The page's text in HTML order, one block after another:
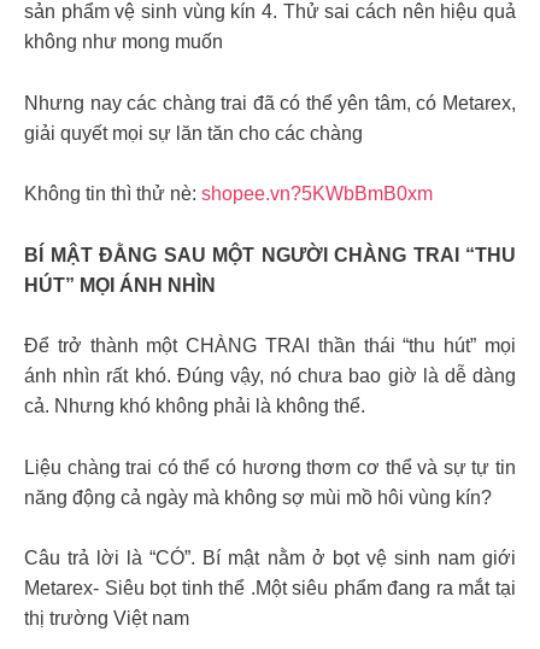
sản phẩm vệ sinh vùng kín 4. Thử sai cách nên hiệu quả
không như mong muốn
Nhưng nay các chàng trai đã có thể yên tâm, có Metarex,
giải quyết mọi sự lăn tăn cho các chàng
Không tin thì thử nè: shopee.vn?5KWbBmB0xm
BÍ MẬT ĐẰNG SAU MỘT NGƯỜI CHÀNG TRAI “THU
HÚT” MỌI ÁNH NHÌN
Để trở thành một CHÀNG TRAI thần thái “thu hút” mọi
ánh nhìn rất khó. Đúng vậy, nó chưa bao giờ là dễ dàng
cả. Nhưng khó không phải là không thể.
Liệu chàng trai có thể có hương thơm cơ thể và sự tự tin
năng động cả ngày mà không sợ mùi mồ hôi vùng kín?
Câu trả lời là “CÓ”. Bí mật nằm ở bọt vệ sinh nam giới
Metarex- Siêu bọt tinh thể .Một siêu phẩm đang ra mắt tại
thị trường Việt nam